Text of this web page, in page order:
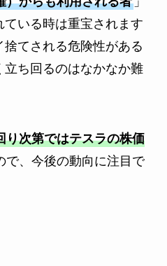
ている時は重宝されます
てされる危険性がある
ち回るのはなかなか難
り次第ではテスラの株価
で、今後の動向に注目で